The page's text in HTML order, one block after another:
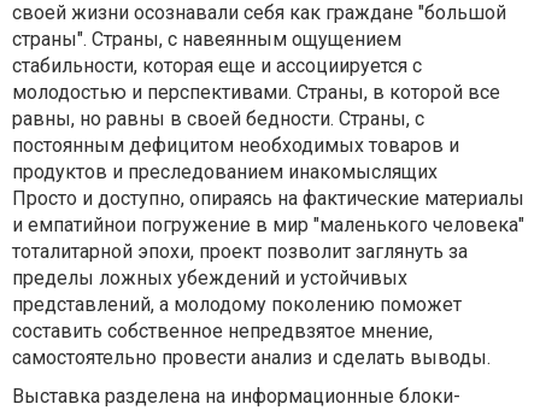
своей жизни осознавали себя как граждане "большой
страны". Страны, с навеянным ощущением
стабильности, которая еще и ассоциируется с
молодостью и перспективами. Страны, в которой все
равны, но равны в своей бедности. Страны, с
постоянным дефицитом необходимых товаров и
продуктов и преследованием инакомыслящих
Просто и доступно, опираясь на фактические материалы
и емпатийнои погружение в мир "маленького человека"
тоталитарной эпохи, проект позволит заглянуть за
пределы ложных убеждений и устойчивых
представлений, а молодому поколению поможет
составить собственное непредвзятое мнение,
самостоятельно провести анализ и сделать выводы.
Выставка разделена на информационные блоки-